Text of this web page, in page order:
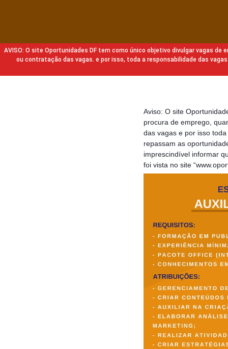
AVISO: O site Oportunidades DF tem como único objetivo divulgar vagas
ou contratação das vagas. e por isso, toda a responsabilidade das
Aviso: O site
procura de emprego,
das vagas e por isso
repassam as
imprescindível informar
foi vista no site